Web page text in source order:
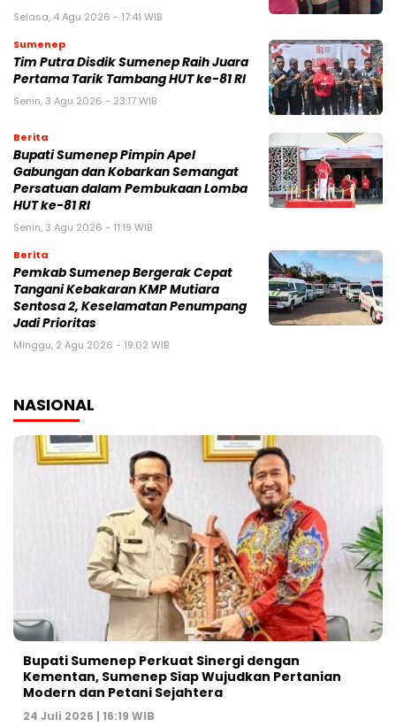
Selasa, 4 Agu 2026 - 17:41 WIB
Sumenep
Tim Putra Disdik Sumenep Raih Juara
Pertama Tarik Tambang HUT ke-81 RI
Senin, 3 Agu 2026 - 23:17 WIB
Berita
Bupati Sumenep Pimpin Apel
Gabungan dan Kobarkan Semangat
Persatuan dalam Pembukaan Lomba
HUT ke-81 RI
Senin, 3 Agu 2026 - 11:19 WIB
Berita
Pemkab Sumenep Bergerak Cepat
Tangani Kebakaran KMP Mutiara
Sentosa 2, Keselamatan Penumpang
Jadi Prioritas
Minggu, 2 Agu 2026 - 19:02 WIB
NASIONAL
Bupati Sumenep Perkuat Sinergi dengan
Kementan, Sumenep Siap Wujudkan Pertanian
Modern dan Petani Sejahtera
24 Juli 2026 | 16:19 WIB